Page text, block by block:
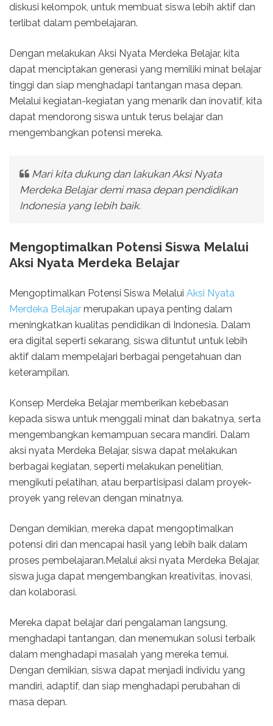
diskusi kelompok, untuk membuat siswa lebih aktif dan
terlibat dalam pembelajaran.
Dengan melakukan Aksi Nyata Merdeka Belajar, kita
dapat menciptakan generasi yang memiliki minat belajar
tinggi dan siap menghadapi tantangan masa depan.
Melalui kegiatan-kegiatan yang menarik dan inovatif, kita
dapat mendorong siswa untuk terus belajar dan
mengembangkan potensi mereka.
Mari kita dukung dan lakukan Aksi Nyata
Merdeka Belajar demi masa depan pendidikan
Indonesia yang lebih baik.
Mengoptimalkan Potensi Siswa Melalui
Aksi Nyata Merdeka Belajar
Mengoptimalkan Potensi Siswa Melalui Aksi Nyata
Merdeka Belajar merupakan upaya penting dalam
meningkatkan kualitas pendidikan di Indonesia. Dalam
era digital seperti sekarang, siswa dituntut untuk lebih
aktif dalam mempelajari berbagai pengetahuan dan
keterampilan.
Konsep Merdeka Belajar memberikan kebebasan
kepada siswa untuk menggali minat dan bakatnya, serta
mengembangkan kemampuan secara mandiri. Dalam
aksi nyata Merdeka Belajar, siswa dapat melakukan
berbagai kegiatan, seperti melakukan penelitian,
mengikuti pelatihan, atau berpartisipasi dalam proyek-
proyek yang relevan dengan minatnya.
Dengan demikian, mereka dapat mengoptimalkan
potensi diri dan mencapai hasil yang lebih baik dalam
proses pembelajaran.Melalui aksi nyata Merdeka Belajar,
siswa juga dapat mengembangkan kreativitas, inovasi,
dan kolaborasi.
Mereka dapat belajar dari pengalaman langsung,
menghadapi tantangan, dan menemukan solusi terbaik
dalam menghadapi masalah yang mereka temui.
Dengan demikian, siswa dapat menjadi individu yang
mandiri, adaptif, dan siap menghadapi perubahan di
masa depan.